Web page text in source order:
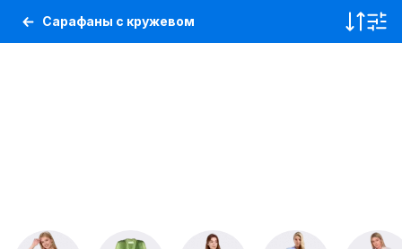
Сарафаны с кружевом